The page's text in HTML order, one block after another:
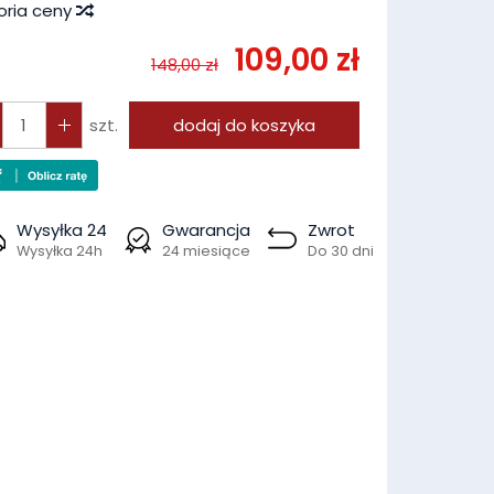
ceny
148,00 zł 109,00 zł
szt. dodaj do koszyka
Wysyłka 24
Wysyłka 24h
Gwarancja
24 miesiące
Zwrot
Do 30 dni